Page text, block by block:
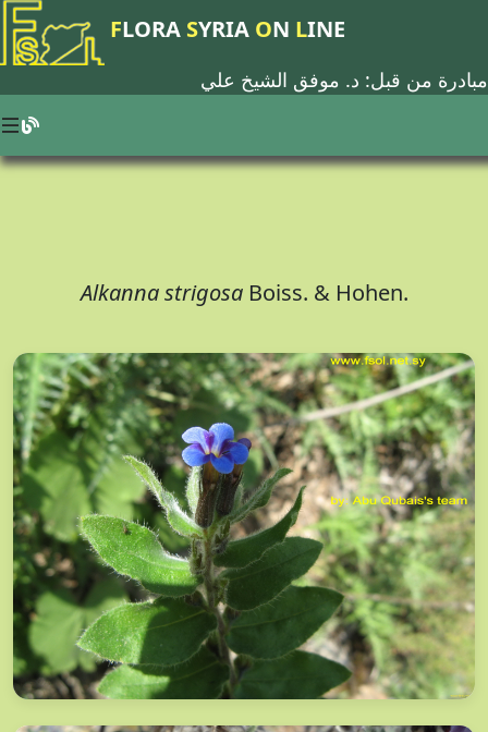
FLORA SYRIA ON LINE
مبادرة من قبل: د. موفق الشيخ علي
Alkanna strigosa Boiss. & Hohen.